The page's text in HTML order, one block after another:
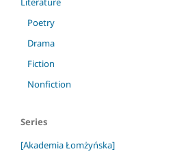
Poetry
Drama
Fiction
Nonfiction
Series
[Akademia Łomżyńska]